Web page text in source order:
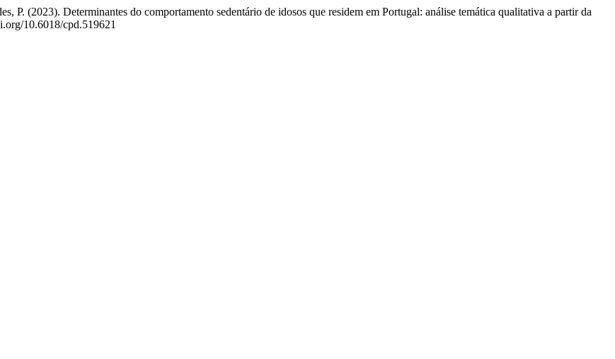
P. (2023). Determinantes do comportamento sedentário de idosos que residem em Portugal: análise temática qualitativa a partir da
10.6018/cpd.519621